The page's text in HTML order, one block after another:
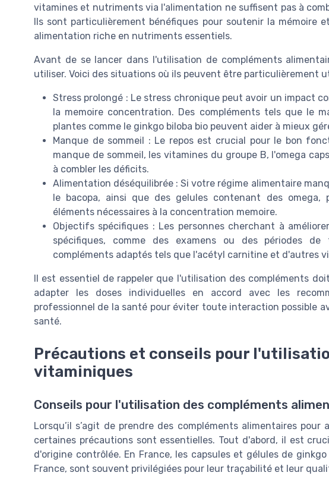
vitamines et nutriments via l'alimentation ne suffisent pas à
Ils sont particulièrement bénéfiques pour soutenir la mémoire
alimentation riche en nutriments essentiels.
Avant de se lancer dans l'utilisation de compléments
utiliser. Voici des situations où ils peuvent être particulièrement
Stress prolongé : Le stress chronique peut avoir un impact
la memoire concentration. Des compléments tels que le
plantes comme le ginkgo biloba bio peuvent aider à mieux
Manque de sommeil : Le repos est crucial pour le bon
manque de sommeil, les vitamines du groupe B, l'omega
à combler les déficits.
Alimentation déséquilibrée : Si votre régime alimentaire
le bacopa, ainsi que des gelules contenant des
éléments nécessaires à la concentration memoire.
Objectifs spécifiques : Les personnes cherchant à
spécifiques, comme des examens ou des périodes
compléments adaptés tels que l'acétyl carnitine et d'autres
Il est essentiel de rappeler que l'utilisation des compléments
adapter les doses individuelles en accord avec les
professionnel de la santé pour éviter toute interaction possible
santé.
Précautions et conseils pour
vitaminiques
Conseils pour l'utilisation des compléments
Lorsqu’il s’agit de prendre des compléments alimentaires
certaines précautions sont essentielles. Tout d'abord, il est
d'origine contrôlée. En France, les capsules et gélules de
France, sont souvent privilégiées pour leur traçabilité et leur